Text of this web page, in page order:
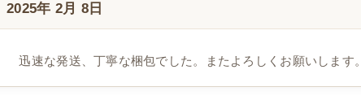
2025年 2月 8日
迅速な発送、丁寧な梱包でした。またよろしくお願いします。